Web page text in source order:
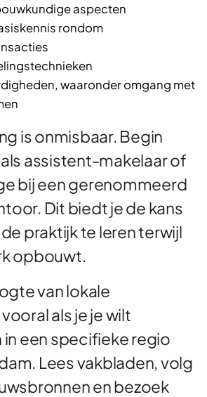
aspecten
rondom
waaronder omgang met
is onmisbaar. Begin
assistent-makelaar of
bij een gerenommeerd
Dit biedt je de kans
praktijk te leren terwijl
opbouwt.
van lokale
als je je wilt
een specifieke regio
Lees vakbladen, volg
en bezoek